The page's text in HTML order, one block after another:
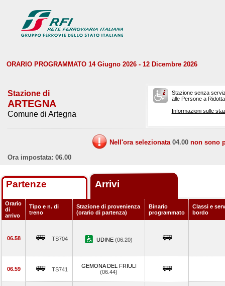
ORARIO PROGRAMMATO 14 Giugno 2026 - 12 Dicembre 2026
Stazione di
ARTEGNA
Comune di Artegna
Stazione senza
alle Persone a
Informazioni sulle
Nell'ora selezionata 04.00 non sono
Ora impostata: 06.00
Partenze Arrivi
Orario
di
arrivo
Tipo e n. di
treno
Stazione di provenienza
(orario di partenza)
Binario
programmato
Classi e
bordo
06.58 TS704 UDINE (06.20)
06.59 TS741
GEMONA DEL FRIULI
(06.44)